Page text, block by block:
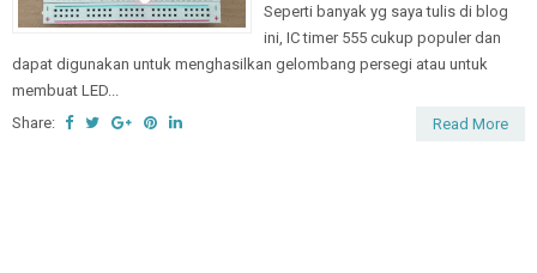
Seperti banyak yg saya tulis di blog
ini, IC timer 555 cukup populer dan
dapat digunakan untuk menghasilkan gelombang persegi atau untuk
membuat LED...
Share:
Read More